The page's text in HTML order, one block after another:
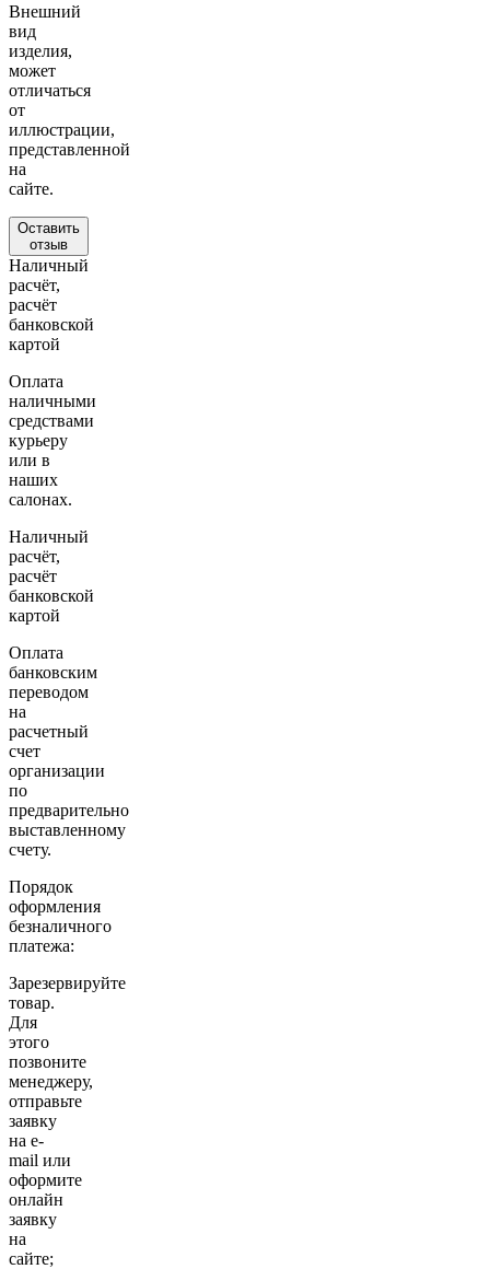
Внешний
вид
изделия,
может
отличаться
от
иллюстрации,
представленной
на
сайте.
Оставить
отзыв
Наличный
расчёт,
расчёт
банковской
картой
Оплата
наличными
средствами
курьеру
или в
наших
салонах.
Наличный
расчёт,
расчёт
банковской
картой
Оплата
банковским
переводом
на
расчетный
счет
организации
по
предварительно
выставленному
счету.
Порядок
оформления
безналичного
платежа:
Зарезервируйте
товар.
Для
этого
позвоните
менеджеру,
отправьте
заявку
на e-
mail или
оформите
онлайн
заявку
на
сайте;